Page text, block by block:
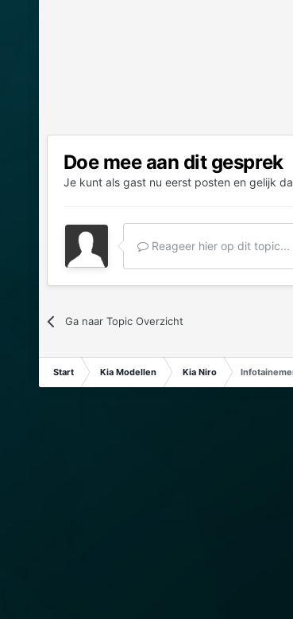
Doe mee aan dit gesprek
Je kunt als gast nu eerst posten en gelijk
Reageer hier op dit topic...
Ga naar Topic Overzicht
Start Kia Modellen Kia Niro